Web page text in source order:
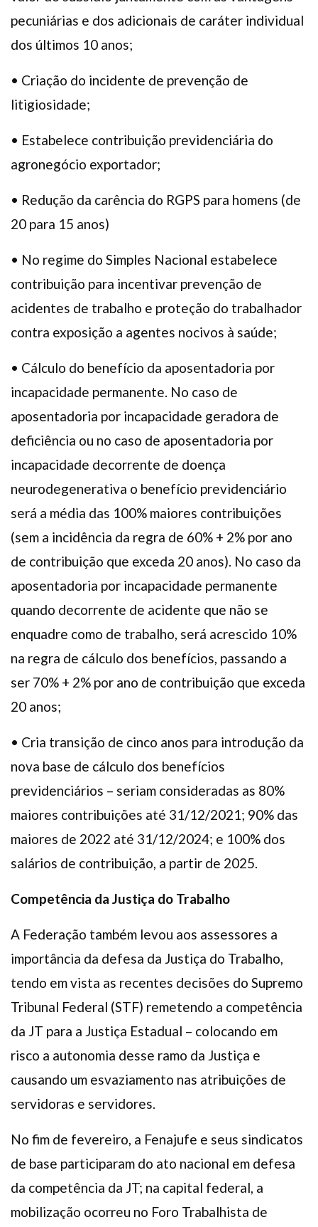
pecuniárias e dos adicionais de caráter individual
dos últimos 10 anos;
• Criação do incidente de prevenção de
litigiosidade;
• Estabelece contribuição previdenciária do
agronegócio exportador;
• Redução da carência do RGPS para homens (de
20 para 15 anos)
• No regime do Simples Nacional estabelece
contribuição para incentivar prevenção de
acidentes de trabalho e proteção do trabalhador
contra exposição a agentes nocivos à saúde;
• Cálculo do benefício da aposentadoria por
incapacidade permanente. No caso de
aposentadoria por incapacidade geradora de
deficiência ou no caso de aposentadoria por
incapacidade decorrente de doença
neurodegenerativa o benefício previdenciário
será a média das 100% maiores contribuições
(sem a incidência da regra de 60% + 2% por ano
de contribuição que exceda 20 anos). No caso da
aposentadoria por incapacidade permanente
quando decorrente de acidente que não se
enquadre como de trabalho, será acrescido 10%
na regra de cálculo dos benefícios, passando a
ser 70% + 2% por ano de contribuição que exceda
20 anos;
• Cria transição de cinco anos para introdução da
nova base de cálculo dos benefícios
previdenciários – seriam consideradas as 80%
maiores contribuições até 31/12/2021; 90% das
maiores de 2022 até 31/12/2024; e 100% dos
salários de contribuição, a partir de 2025.
Competência da Justiça do Trabalho
A Federação também levou aos assessores a
importância da defesa da Justiça do Trabalho,
tendo em vista as recentes decisões do Supremo
Tribunal Federal (STF) remetendo a competência
da JT para a Justiça Estadual – colocando em
risco a autonomia desse ramo da Justiça e
causando um esvaziamento nas atribuições de
servidoras e servidores.
No fim de fevereiro, a Fenajufe e seus sindicatos
de base participaram do ato nacional em defesa
da competência da JT; na capital federal, a
mobilização ocorreu no Foro Trabalhista de